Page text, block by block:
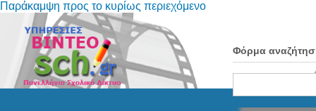
Παράκαμψη προς το κυρίως περιεχόμενο
Φόρμα